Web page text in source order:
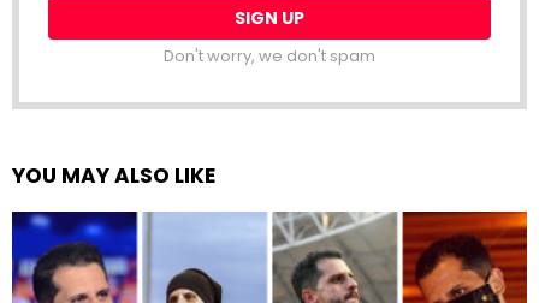
Don't worry, we don't spam
YOU MAY ALSO LIKE